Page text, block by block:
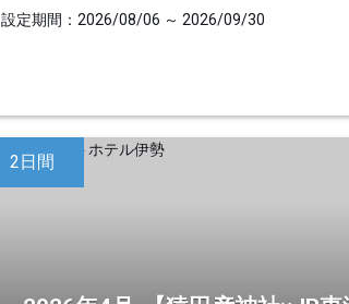
設定期間：2026/08/06 ～ 2026/09/30
2日間